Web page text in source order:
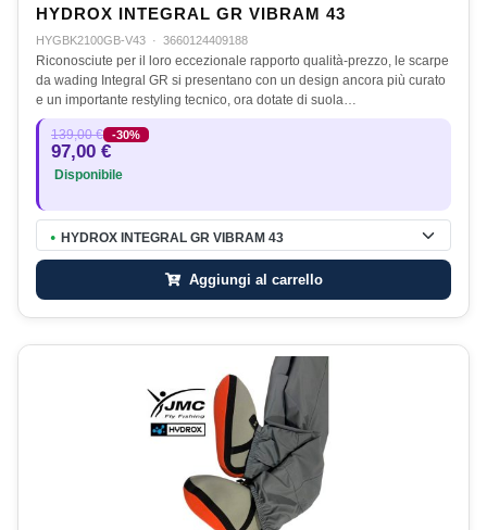
HYDROX INTEGRAL GR VIBRAM 43
HYGBK2100GB-V43 · 3660124409188
Riconosciute per il loro eccezionale rapporto qualità-prezzo, le scarpe
da wading Integral GR si presentano con un design ancora più curato
e un importante restyling tecnico, ora dotate di suola…
139,00 € -30%
97,00 €
Disponibile
● HYDROX INTEGRAL GR VIBRAM 43
Aggiungi al carrello